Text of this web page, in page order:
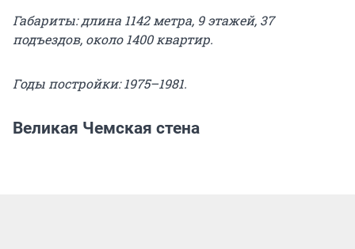
Габариты: длина 1142 метра, 9 этажей, 37
подъездов, около 1400 квартир.
Годы постройки: 1975–1981.
Великая Чемская стена